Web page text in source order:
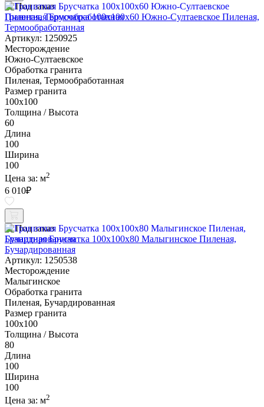
Под заказ
Гранитная Брусчатка 100х100x60 Южно-Султаевское Пиленая,
Термообработанная
Артикул: 1250925
Месторождение
Южно-Султаевское
Обработка гранита
Пиленая, Термообработанная
Размер гранита
100х100
Толщина / Высота
60
Длина
100
Ширина
100
Цена за: м2
6 010₽
Под заказ
Гранитная Брусчатка 100х100x80 Малыгинское Пиленая,
Бучардированная
Артикул: 1250538
Месторождение
Малыгинское
Обработка гранита
Пиленая, Бучардированная
Размер гранита
100х100
Толщина / Высота
80
Длина
100
Ширина
100
Цена за: м2